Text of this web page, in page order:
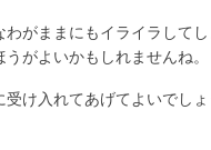
がままにもイライラして
がよいかもしれませんね。
け入れてあげてよいでし